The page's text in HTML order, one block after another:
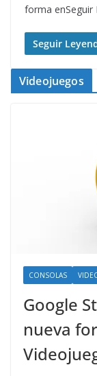
forma enSeguir
Seguir
Videojuegos
CONSOLAS
Google
nueva